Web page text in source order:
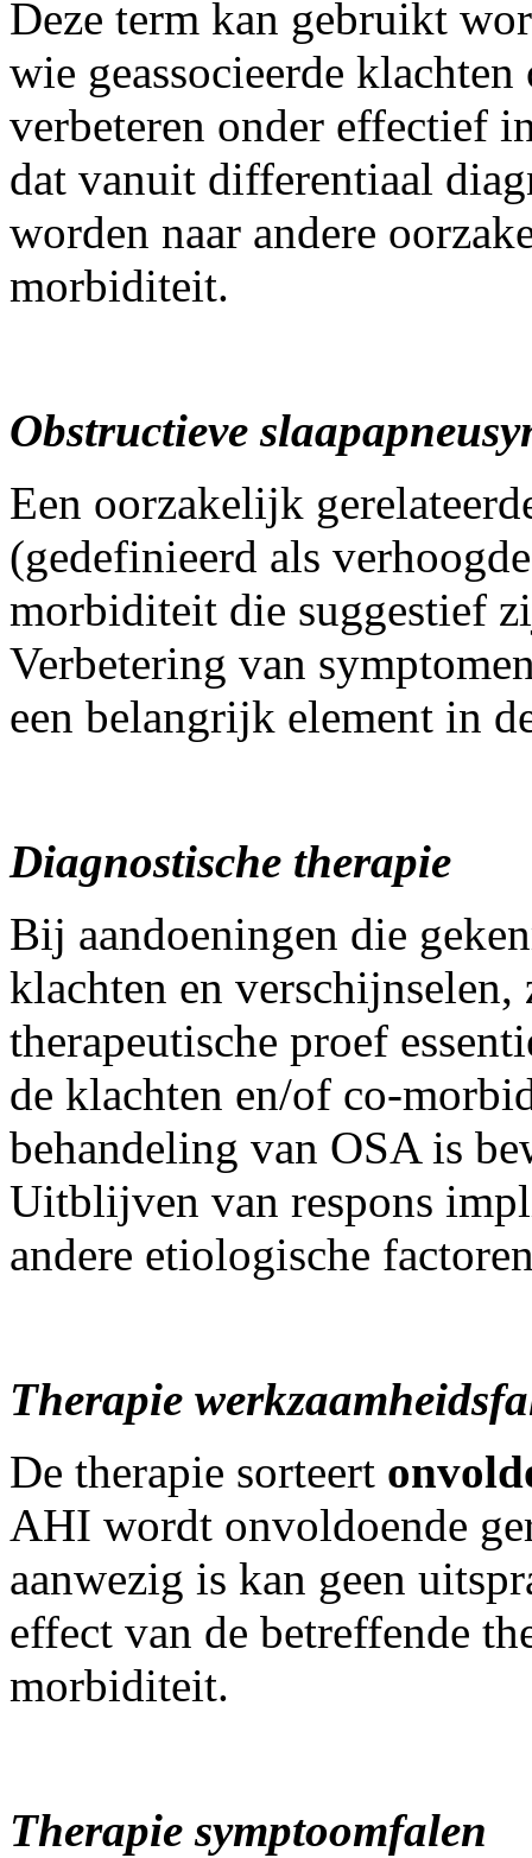
Deze term kan gebruikt
wie geassocieerde
verbeteren onder effectief
dat vanuit differentiaal
worden naar andere
morbiditeit.
Obstructieve
Een oorzakelijk
(gedefinieerd als
morbiditeit die suggestief
Verbetering van
een belangrijk element in
Diagnostische therapie
Bij aandoeningen die
klachten en
therapeutische proef
de klachten en/of co-
behandeling van OSA is
Uitblijven van respons
andere etiologische
Therapie
De therapie sorteert
AHI wordt onvoldoende
aanwezig is kan geen
effect van de betreffende
morbiditeit.
Therapie symptoomfalen